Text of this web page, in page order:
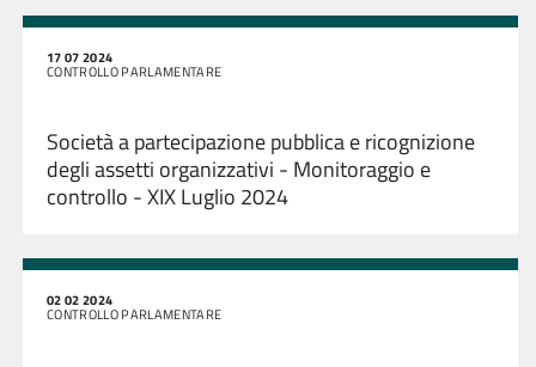
17 07 2024
CONTROLLO PARLAMENTARE
Società a partecipazione pubblica e ricognizione
degli assetti organizzativi - Monitoraggio e
controllo - XIX Luglio 2024
02 02 2024
CONTROLLO PARLAMENTARE